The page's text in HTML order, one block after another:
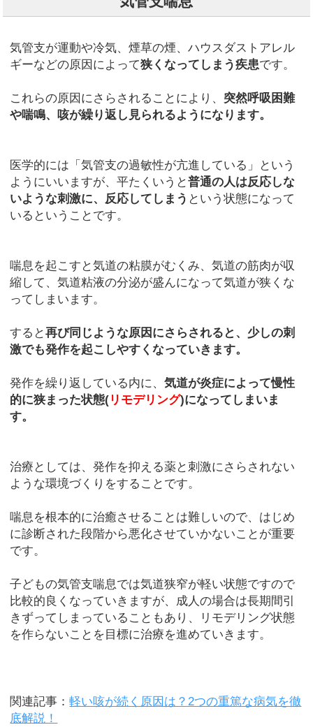
気管支が運動や冷気、煙草の煙、ハウスダストアレル
ギーなどの原因によって狭くなってしまう疾患です。
これらの原因にさらされることにより、 突然呼吸困難
や喘鳴、咳が繰り返し見られるようになります。
医学的には「気管支の過敏性が亢進している」という
ようにいいますが、平たくいうと普通の人は反応しな
いような刺激に、反応してしまう という状態になって
いるということです。
喘息を起こすと気道の粘膜がむくみ、気道の筋肉が収
縮して、気道粘液の分泌が盛んになって気道が狭くな
ってしまいます。
すると再び同じような原因にさらされると、少しの刺
激でも発作を起こしやすくなっていきます。
発作を繰り返している内に、気道が炎症によって慢性
的に狭まった状態( リモデリング)になってしまいま
す。
治療としては、発作を抑える薬と刺激にさらされない
ような環境づくりをすることです。
喘息を根本的に治癒させることは難しいので、はじめ
に診断された段階から悪化させていかないことが重要
です。
子どもの気管支喘息では気道狭窄が軽い状態ですので
比較的良くなっていきますが、成人の場合は長期間引
きずってしまっていることもあり、リモデリング状態
を作らないことを目標に治療を進めていきます。
関連記事：軽い咳が続く原因は？2つの重篤な病気を徹
底解説！